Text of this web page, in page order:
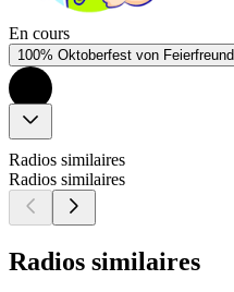
En cours
100% Oktoberfest von Feierfreund
Radios similaires
Radios similaires
Radios similaires